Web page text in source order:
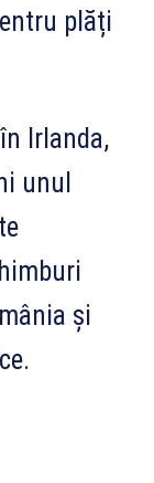
plăți
Irlanda,
unul
și